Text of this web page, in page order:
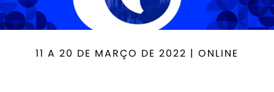
11 A 20 DE MARÇO DE 2022 | ONLINE